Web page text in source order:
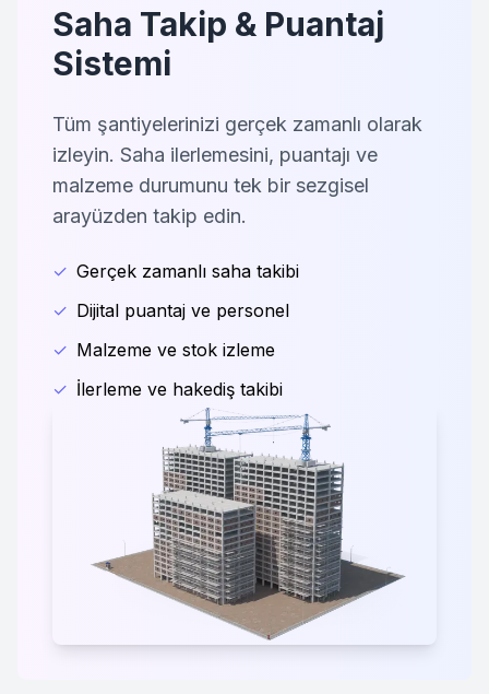
Saha Takip & Puantaj
Sistemi
Tüm şantiyelerinizi gerçek zamanlı olarak
izleyin. Saha ilerlemesini, puantajı ve
malzeme durumunu tek bir sezgisel
arayüzden takip edin.
✓ Gerçek zamanlı saha takibi
✓ Dijital puantaj ve personel
✓ Malzeme ve stok izleme
✓ İlerleme ve hakediş takibi